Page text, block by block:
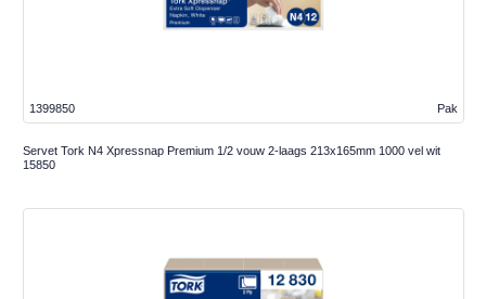
Pak
1399850
Servet Tork N4 Xpressnap Premium 1/2 vouw 2-laags 213x165mm 1000 vel wit
15850